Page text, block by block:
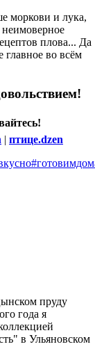
моркови и лука,
плова... Да
во всём
| птице.dzen
пруду
года я
в Ульяновском